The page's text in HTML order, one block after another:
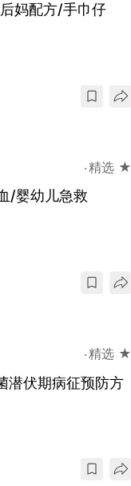
妈配方/手巾仔
精选 ★
/婴幼儿急救
精选 ★
潜伏期病征预防方